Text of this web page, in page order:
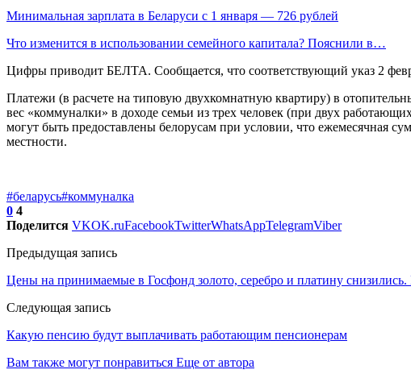
Минимальная зарплата в Беларуси с 1 января — 726 рублей
Что изменится в использовании семейного капитала? Пояснили в…
Цифры приводит БЕЛТА. Сообщается, что соответствующий указ 2
Платежи (в расчете на типовую двухкомнатную квартиру) в
вес «коммуналки» в доходе семьи из трех человек (при двух
могут быть предоставлены белорусам при условии, что ежемесячная
местности.
#беларусь#коммуналка
0 4
Поделится VKOK.ruFacebookTwitterWhatsAppTelegramViber
Предыдущая запись
Цены на принимаемые в Госфонд золото, серебро и платину снизились.
Следующая запись
Какую пенсию будут выплачивать работающим пенсионерам
Вам также могут понравиться Еще от автора